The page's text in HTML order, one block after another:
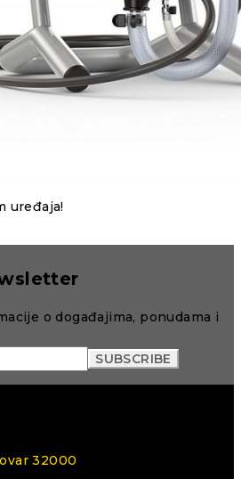
uređaja!
o događajima, ponudama i
32000